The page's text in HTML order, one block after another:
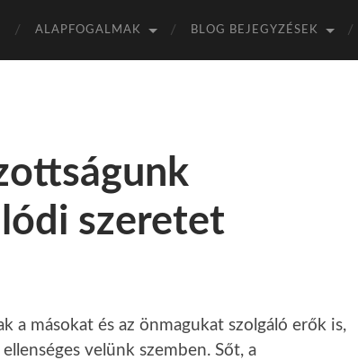
ALAPFOGALMAK BLOG BEJEGYZÉSEK
szeretet
a másokat és az önmagukat szolgáló erők is,
velünk szemben. Sőt, a